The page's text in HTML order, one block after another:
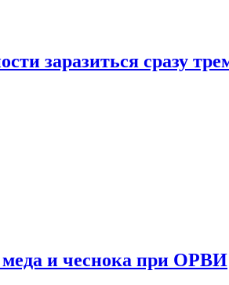
заразиться сразу
меда и чеснока при ОРВИ